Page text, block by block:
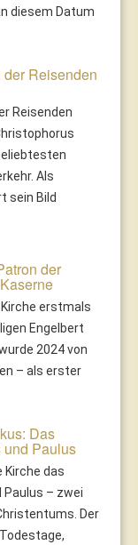
diesem Datum
Reisenden
Reisenden
Als
sein Bild
der
erstmals
Engelbert
2024 von
– als erster
Das
und Paulus
Kirche das
– zwei
Der